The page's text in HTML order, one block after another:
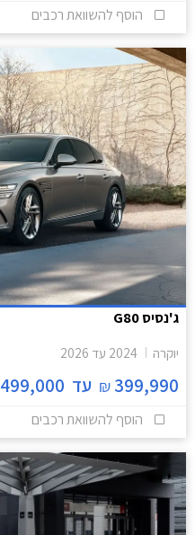
הוסף להשוואת רכבים
ג'נסיס G80
יוקרה 2024 עד 2026
399,990
₪ עד 499,000
הוסף להשוואת רכבים